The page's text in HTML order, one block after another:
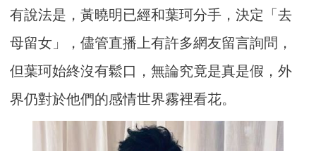
有說法是，黃曉明已經和葉珂分手，決定「去
母留女」，儘管直播上有許多網友留言詢問，
但葉珂始終沒有鬆口，無論究竟是真是假，外
界仍對於他們的感情世界霧裡看花。